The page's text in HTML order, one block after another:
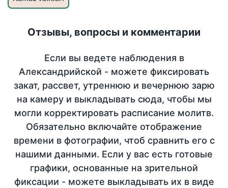
Отзывы, вопросы и комментарии
Если вы ведете наблюдения в
Александрийской - можете фиксировать
закат, рассвет, утреннюю и вечернюю зарю
на камеру и выкладывать сюда, чтобы мы
могли корректировать расписание молитв.
Обязательно включайте отображение
времени в фотографии, чтоб сравнить его с
нашими данными. Если у вас есть готовые
графики, основанные на зрительной
фиксации - можете выкладывать их в виде